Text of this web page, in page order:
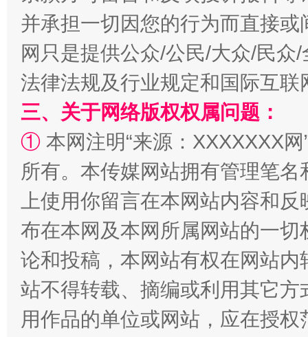
并承担一切因您的行为而直接
网只是提供公众/公民/大众/民
法律法规及行业规定和国际互
三、关于网络版权权属问题：
① 本网注明“来源：XXXXXXX
所有。本传媒网站拥有管理笔
上使用你留言在本网站内容和
布在本网及本网所属网站的一
论和投稿，本网站有权在网站
站不得转载、摘编或利用其它
用作品的单位或网站，应在授